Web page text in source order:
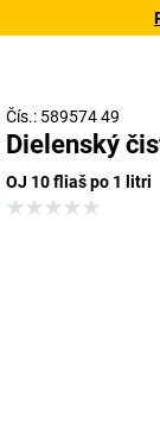
Čís.: 589574 49
Dielenský
OJ 10 fliaš po 1 litri